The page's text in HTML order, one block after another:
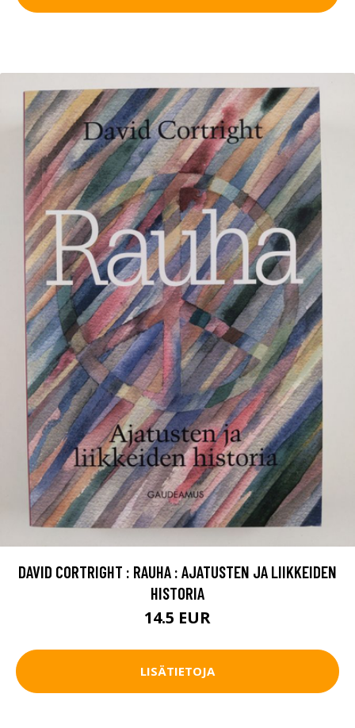
DAVID CORTRIGHT : RAUHA : AJATUSTEN JA LIIKKEIDEN
HISTORIA
14.5 EUR
LISÄTIETOJA